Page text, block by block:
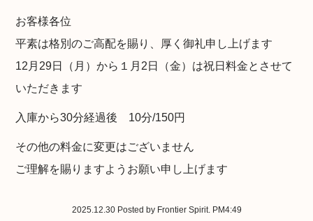
お客様各位
平素は格別のご高配を賜り、厚く御礼申し上げます
12月29日（月）から１月2日（金）は祝日料金とさせて
いただきます
入庫から30分経過後 10分/150円
その他の料金に変更はございません
ご理解を賜りますようお願い申し上げます
2025.12.30 Posted by Frontier Spirit. PM4:49